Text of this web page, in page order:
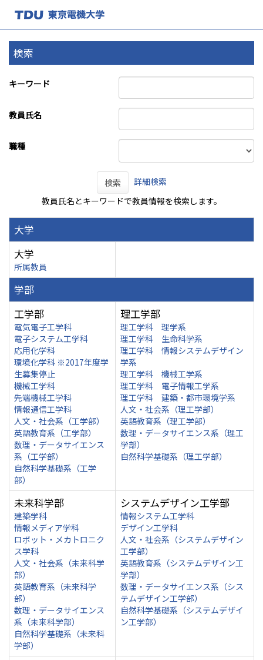
検索
キーワード
教員氏名
職種
検索
詳細検索
教員氏名とキーワードで教員情報を検索します。
大学
大学
所属教員
学部
工学部
電気電子工学科
電子システム工学科
応用化学科
環境化学科 ※2017年度学
生募集停止
機械工学科
先端機械工学科
情報通信工学科
人文・社会系（工学部）
英語教育系（工学部）
数理・データサイエンス
系（工学部）
自然科学基礎系（工学
部）
理工学部
理工学科 理学系
理工学科 生命科学系
理工学科 情報システムデザイン
学系
理工学科 機械工学系
理工学科 電子情報工学系
理工学科 建築・都市環境学系
人文・社会系（理工学部）
英語教育系（理工学部）
数理・データサイエンス系（理工
学部）
自然科学基礎系（理工学部）
未来科学部
建築学科
情報メディア学科
ロボット・メカトロニク
ス学科
人文・社会系（未来科学
部）
英語教育系（未来科学
部）
数理・データサイエンス
系（未来科学部）
自然科学基礎系（未来科
学部）
システムデザイン工学部
情報システム工学科
デザイン工学科
人文・社会系（システムデザイン
工学部）
英語教育系（システムデザイン工
学部）
数理・データサイエンス系（シス
テムデザイン工学部）
自然科学基礎系（システムデザイ
ン工学部）